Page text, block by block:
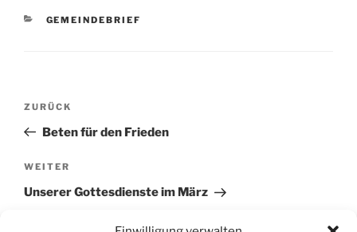
KATEGORIEN
GEMEINDEBRIEF
Beitragsnavigation
Vorheriger
Beitrag
ZURÜCK
Beten für den Frieden
Nächster
Beitrag
WEITER
Unserer Gottesdienste im März